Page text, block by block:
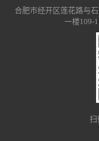
合肥市经开区莲花路与
一楼109-
扫